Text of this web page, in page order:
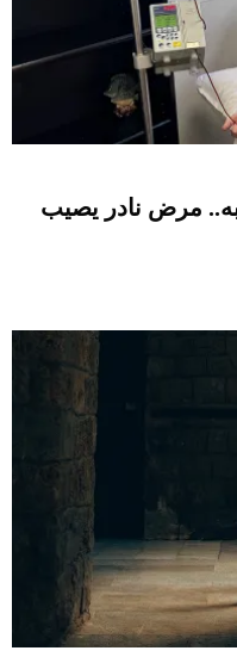
مرض نادر يصيب